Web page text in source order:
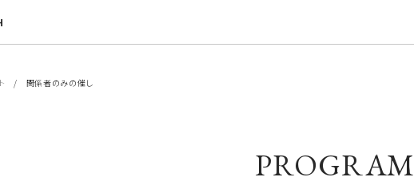
/ 関係者のみの催し
PROGRAM